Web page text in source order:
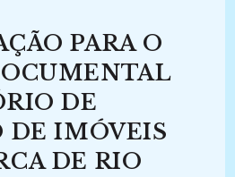
PARA O
DE
DE IMÓVEIS
DE RIO